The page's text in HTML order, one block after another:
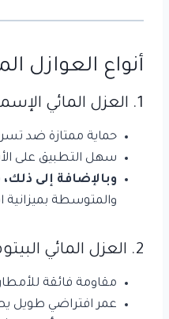
أنواع العوازل
1. العزل المائي الإسمنتي
حماية ممتازة ضد
سهل التطبيق على
وبالإضافة إلى ذلك،
والمتوسطة بميزانية
2. العزل المائي البيتوميني
مقاومة فائقة
عمر افتراضي طويل يصل إلى